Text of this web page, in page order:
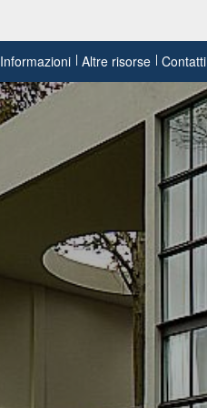
Informazioni Altre risorse Contatti